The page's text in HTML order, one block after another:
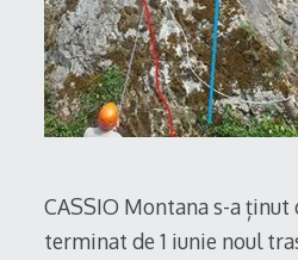
CASSIO Montana s-a ținut
terminat de 1 iunie noul